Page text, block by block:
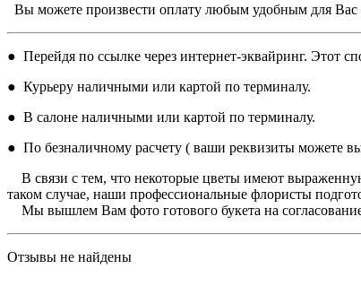
Вы можете произвести оплату любым удобным для
● Перейдя по ссылке через интернет-эквайринг. Этот
● Курьеру наличными или картой по терминалу.
● В салоне наличными или картой по терминалу.
● По безналичному расчету ( ваши реквизиты можете
В связи с тем, что некоторые цветы имеют
таком случае, наши профессиональные флористы
Мы вышлем Вам фото готового букета на
Отзывы не найдены